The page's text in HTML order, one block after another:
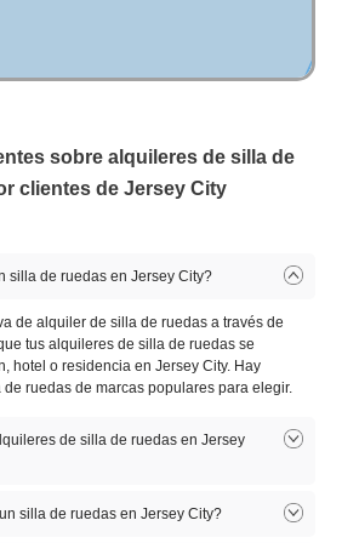
sobre alquileres de silla de
clientes de Jersey City
silla de ruedas en Jersey City?
de alquiler de silla de ruedas a través de
tus alquileres de silla de ruedas se
hotel o residencia en Jersey City. Hay
ruedas de marcas populares para elegir.
de silla de ruedas en Jersey
están disponibles en Jersey City.
silla de ruedas en Jersey City?